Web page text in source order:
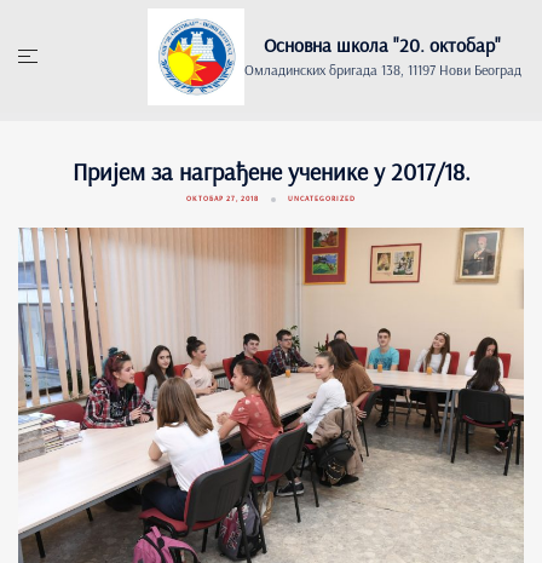
content
Основна школа "20. oктобар"
Омладинских бригада 138, 11197 Нови Београд
Пријем за награђене ученике у 2017/18.
ОКТОБАР 27, 2018 UNCATEGORIZED